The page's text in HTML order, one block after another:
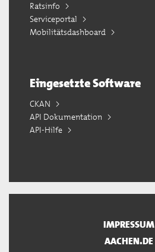
Ratsinfo
Serviceportal
Mobilitätsdashboard
Eingesetzte Software
CKAN
API Dokumentation
API-Hilfe
IMPRESSUM
AACHEN.DE